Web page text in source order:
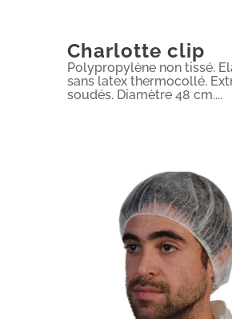
Charlotte clip
Polypropylène non tissé.
sans latex thermocollé.
soudés. Diamètre 48 cm....